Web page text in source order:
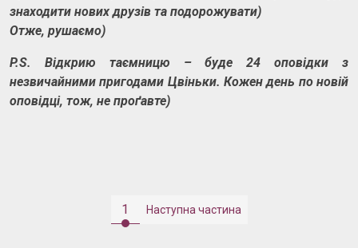
знаходити нових друзів та подорожувати)
Отже, рушаємо)
P.S. Відкрию таємницю – буде 24 оповідки з
незвичайними пригодами Цвіньки. Кожен день по новій
оповідці, тож, не проґавте)
1 Наступна частина